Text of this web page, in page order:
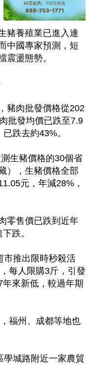
豬養殖業已進入連
中國專家預測，短
震盪態勢。
豬肉批發價格從202
批發均價已跌至7.9
跌去約43%。
生豬價格的30個省
），生豬價格全部
元，年減28%，
零售價已跌到近年
跌。
市推出限時秒殺活
每人限購3斤，引發
來新低，較過年期
福州、成都等地也
城路附近一家農貿